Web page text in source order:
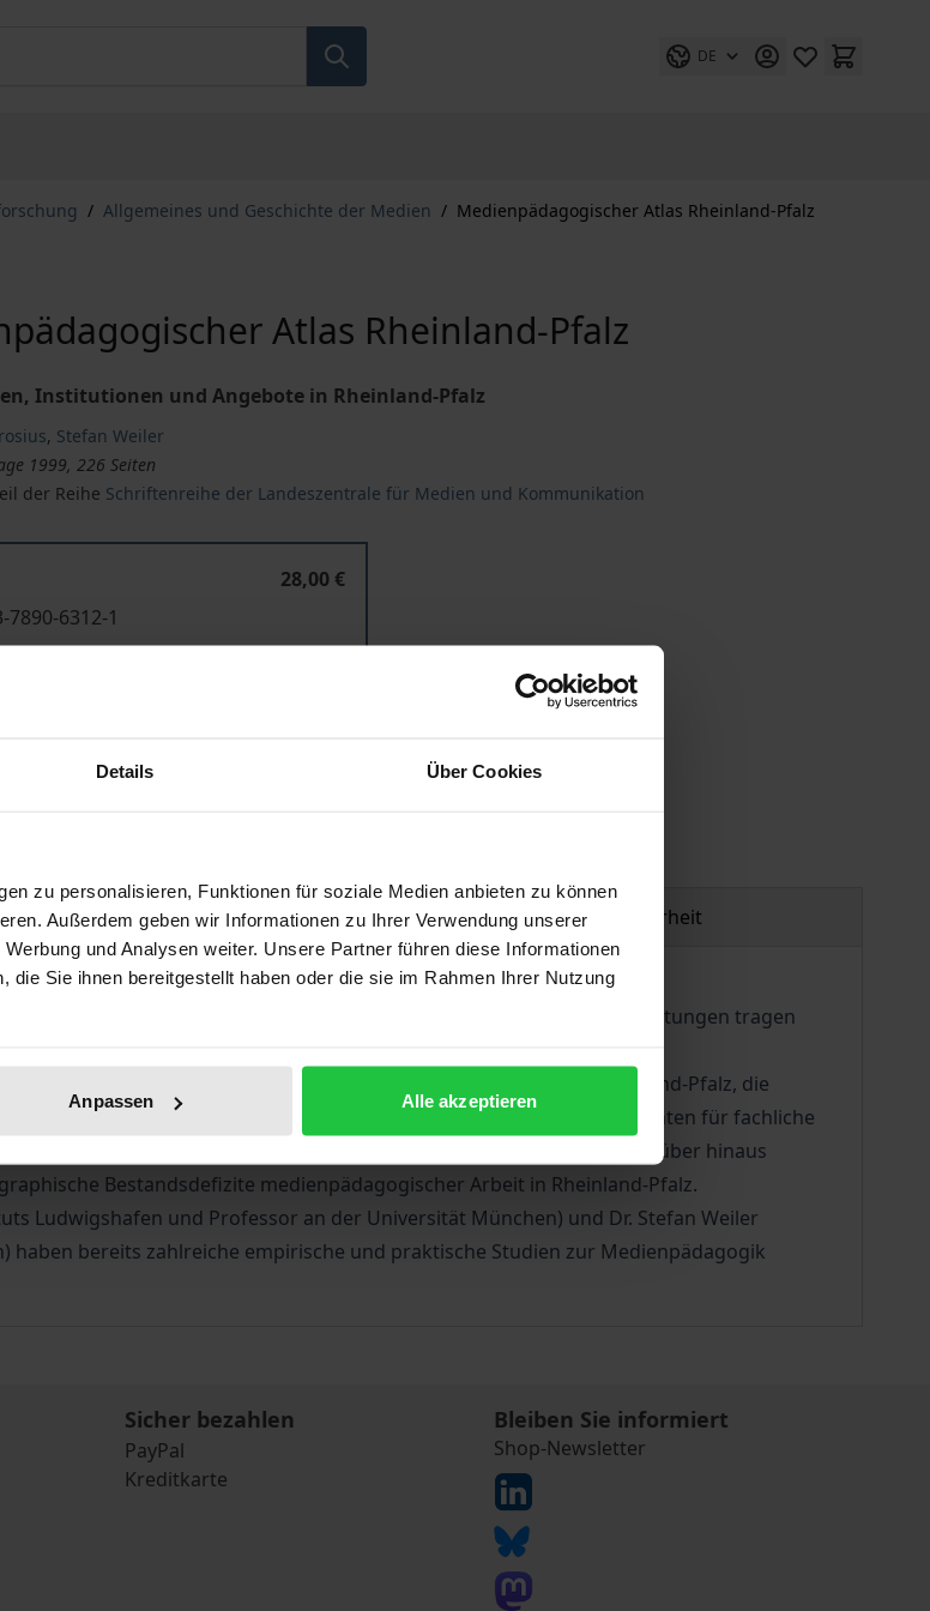
Details Über Cookies
zu personalisieren, Funktionen für soziale Medien anbieten zu können
Außerdem geben wir Informationen zu Ihrer Verwendung unserer
und Analysen weiter. Unsere Partner führen diese Informationen
die Sie ihnen bereitgestellt haben oder die sie im Rahmen Ihrer Nutzung
Anpassen Alle akzeptieren
DE
/ Allgemeines und Geschichte der Medien / Medienpädagogischer Atlas Rheinland-Pfalz
Atlas Rheinland-Pfalz
Institutionen und Angebote in Rheinland-Pfalz
, Stefan Weiler
1999, 226 Seiten
der Reihe Schriftenreihe der Landeszentrale für Medien und Kommunikation
28,00 €
7890-6312-1
Angaben Produktsicherheit
entwickelnden Mediengesellschaft. Medienpädagogische Einrichtungen tragen
und Bürgern jeden Alters bei.
Vereine, Organisationen, Initiativen und Gruppen in Rheinland-Pfalz, die
Bürgerinnen und Bürgern helfen, Ansprechpartner/innen und Referenten für fachliche
Wettbewerbe mit medienpädagogischer Zielrichtung zu finden. Darüber hinaus
Bestandsdefizite medienpädagogischer Arbeit in Rheinland-Pfalz.
Ludwigshafen und Professor an der Universität München) und Dr. Stefan Weiler
bereits zahlreiche empirische und praktische Studien zur Medienpädagogik
Sicher bezahlen
PayPal
Kreditkarte
Bleiben Sie informiert
Shop-Newsletter